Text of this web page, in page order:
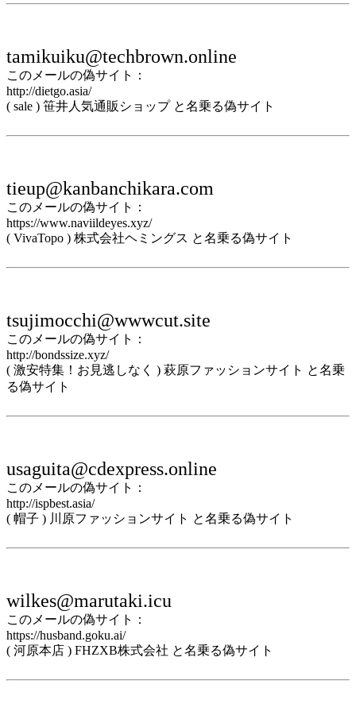
tamikuiku@techbrown.online
このメールの偽サイト：
http://dietgo.asia/
( sale ) 笹井人気通販ショップ と名乗る偽サイト
tieup@kanbanchikara.com
このメールの偽サイト：
https://www.naviildeyes.xyz/
( VivaTopo ) 株式会社ヘミングス と名乗る偽サイト
tsujimocchi@wwwcut.site
このメールの偽サイト：
http://bondssize.xyz/
( 激安特集！お見逃しなく ) 萩原ファッションサイト と名乗
る偽サイト
usaguita@cdexpress.online
このメールの偽サイト：
http://ispbest.asia/
( 帽子 ) 川原ファッションサイト と名乗る偽サイト
wilkes@marutaki.icu
このメールの偽サイト：
https://husband.goku.ai/
( 河原本店 ) FHZXB株式会社 と名乗る偽サイト